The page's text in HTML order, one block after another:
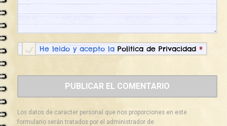
He leido y acepto laPolitica de Privacidad *
Los datos de caracter personal que nos proporciones en este
formulario serán tratados por el administrador de